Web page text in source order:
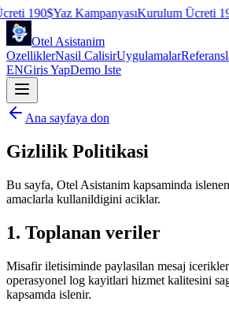
190$Yaz KampanyasıKurulum Ücreti 190$
Otel Asistanim
OzelliklerNasil CalisirUygulamalar
ENGiris YapDemo Iste
Ana sayfaya don
Gizlilik Politikasi
Bu sayfa, Otel Asistanim kapsaminda
amaclarla kullanildigini aciklar.
1. Toplanan veriler
Misafir iletisiminde paylasilan mesaj
operasyonel log kayitlari hizmet kalitesini
kapsamda islenir.